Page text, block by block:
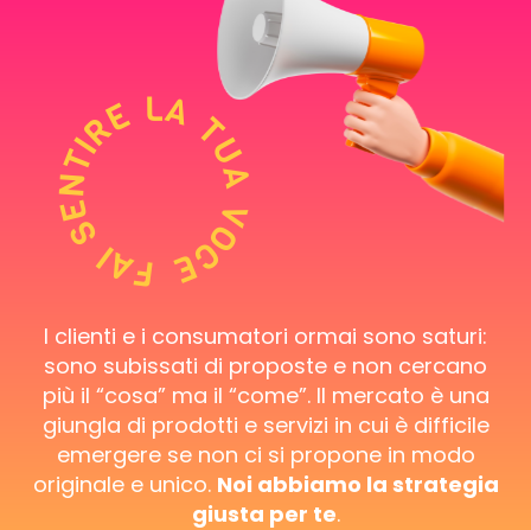
FAI SENTIRE LA TUA VOCE
I clienti e i consumatori ormai sono saturi:
sono subissati di proposte e non cercano
più il “cosa” ma il “come”. Il mercato è una
giungla di prodotti e servizi in cui è difficile
emergere se non ci si propone in modo
originale e unico. Noi abbiamo la strategia
giusta per te.